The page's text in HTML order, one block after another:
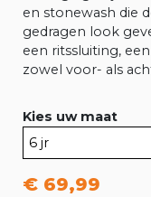
en stonewash die
gedragen look
een ritssluiting,
zowel voor- als
Kies uw maat
€ 69,99